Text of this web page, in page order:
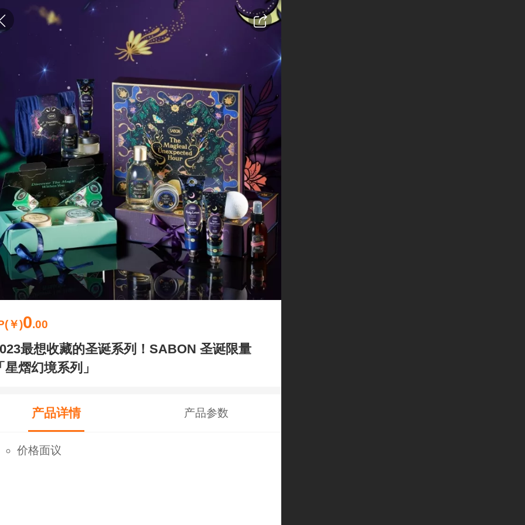
￥)0.00
最想收藏的圣诞系列！SABON 圣诞限量
星熠幻境系列」
产品详情 产品参数
价格面议